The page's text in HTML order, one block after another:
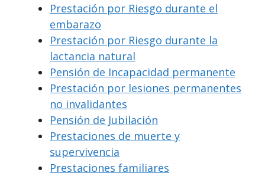
Prestación por Riesgo durante el
embarazo
Prestación por Riesgo durante la
lactancia natural
Pensión de Incapacidad permanente
Prestación por lesiones permanentes
no invalidantes
Pensión de Jubilación
Prestaciones de muerte y
supervivencia
Prestaciones familiares